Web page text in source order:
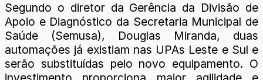
Segundo o diretor da Gerência da Divisão de
Apoio e Diagnóstico da Secretaria Municipal de
Saúde (Semusa), Douglas Miranda, duas
automações já existiam nas UPAs Leste e Sul e
serão substituídas pelo novo equipamento. O